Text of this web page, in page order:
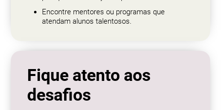
Encontre mentores ou programas que
atendam alunos talentosos.
Fique atento aos
desafios